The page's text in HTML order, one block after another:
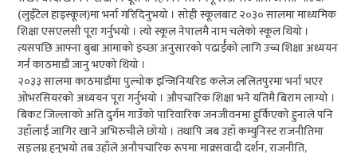
(लुइँटेल हाइस्कूल)मा भर्ना गरिदिनुभयो । सोही स्कूलबाट २०३० सालमा माध्यमिक
शिक्षा एसएलसी पूरा गर्नुभयो । त्यो स्कूल नेपालमै नाम चलेको स्कूल थियो ।
त्यसपछि आफ्ना बुबा आमाको इच्छा अनुसारको पढार्ईको लागि उच्च शिक्षा अध्ययन
गर्न काठमाडौं जानु भएको थियो ।
२०३३ सालमा काठमाडौंमा पुल्चोक इन्जिनियरिङ कलेज ललितपुरमा भर्ना भएर
ओभरसियरको अध्ययन पूरा गर्नुभयो । औपचारिक शिक्षा भने यतिमै बिराम लाग्यो ।
बिकट जिल्लाको अति दुर्गम गाउँको पारिवारिक जनजीवनमा हुर्किएको हुनाले पनि
उहाँलाई जागिर खाने अभिरुचीले छोयो । तथापि जब उहाँ कम्युनिस्ट राजनीतिमा
सङ्लग्न हुनुभयो तब उहाँले अनौपचारिक रूपमा माक्र्सवादी दर्शन, राजनीति,